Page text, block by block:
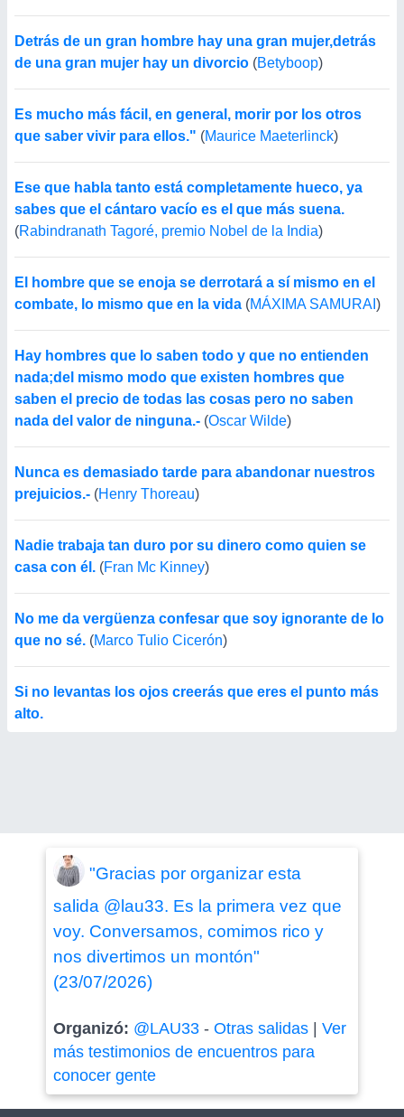
Detrás de un gran hombre hay una gran mujer,detrás
de una gran mujer hay un divorcio (Betyboop)
Es mucho más fácil, en general, morir por los otros
que saber vivir para ellos." (Maurice Maeterlinck)
Ese que habla tanto está completamente hueco, ya
sabes que el cántaro vacío es el que más suena.
(Rabindranath Tagoré, premio Nobel de la India)
El hombre que se enoja se derrotará a sí mismo en el
combate, lo mismo que en la vida (MÁXIMA SAMURAI )
Hay hombres que lo saben todo y que no entienden
nada;del mismo modo que existen hombres que
saben el precio de todas las cosas pero no saben
nada del valor de ninguna.- (Oscar Wilde)
Nunca es demasiado tarde para abandonar nuestros
prejuicios.- (Henry Thoreau)
Nadie trabaja tan duro por su dinero como quien se
casa con él. (Fran Mc Kinney)
No me da vergüenza confesar que soy ignorante de lo
que no sé. (Marco Tulio Cicerón)
Si no levantas los ojos creerás que eres el punto más
alto.
"Gracias por organizar esta
salida @lau33. Es la primera vez que
voy. Conversamos, comimos rico y
nos divertimos un montón"
(23/07/2026)
Organizó: @LAU33- Otras salidas| Ver
más testimonios de encuentros para
conocer gente